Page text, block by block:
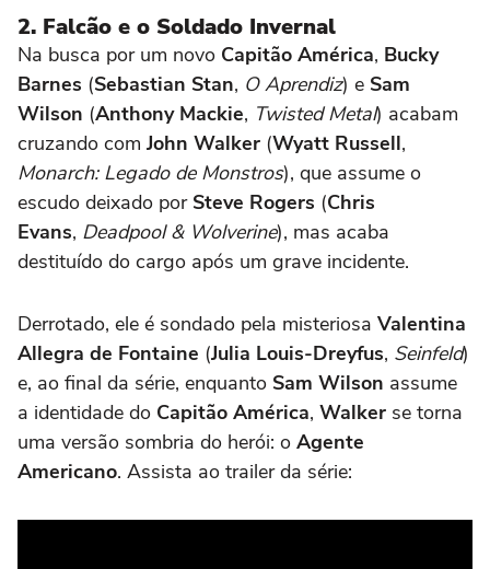
2. Falcão e o Soldado Invernal
Na busca por um novo Capitão América, Bucky
Barnes (Sebastian Stan, O Aprendiz) e Sam
Wilson (Anthony Mackie, Twisted Metal) acabam
cruzando com John Walker (Wyatt Russell,
Monarch: Legado de Monstros), que assume o
escudo deixado por Steve Rogers (Chris
Evans, Deadpool & Wolverine), mas acaba
destituído do cargo após um grave incidente.
Derrotado, ele é sondado pela misteriosa Valentina
Allegra de Fontaine (Julia Louis-Dreyfus, Seinfeld)
e, ao final da série, enquanto Sam Wilson assume
a identidade do Capitão América, Walker se torna
uma versão sombria do herói: o Agente
Americano. Assista ao trailer da série: